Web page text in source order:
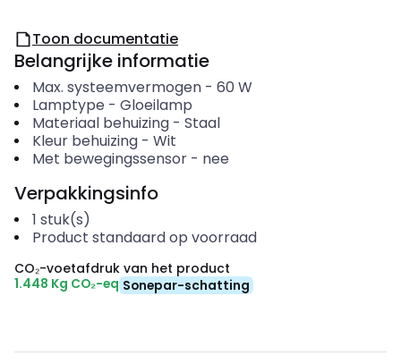
Toon documentatie
Belangrijke informatie
Max. systeemvermogen- 60 W
Lamptype - Gloeilamp
Materiaal behuizing- Staal
Kleur behuizing- Wit
Met bewegingssensor- nee
Verpakkingsinfo
1 stuk(s)
Product standaard op voorraad
CO₂-voetafdruk van het product
1.448 Kg CO₂-eq Sonepar-schatting